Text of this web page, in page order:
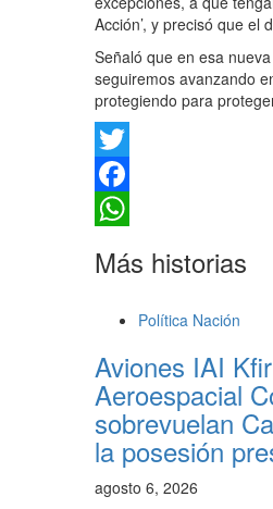
Acción’, y precisó que el
Señaló que en esa
seguiremos avanzando
protegiendo para
Twitter
Facebook
Más historias
Política Nación
Aviones IAI
Aeroespacial
sobrevuelan
la posesión
agosto 6, 2026